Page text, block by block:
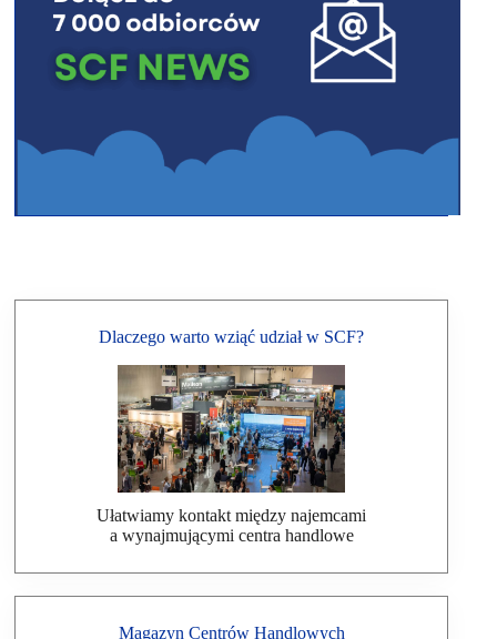
Dlaczego warto wziąć udział w SCF?
Ułatwiamy kontakt między najemcami
a wynajmującymi centra handlowe
Magazyn Centrów Handlowych